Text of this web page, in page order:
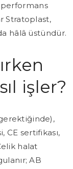
performans
Stratoplast,
hâlâ üstündür.
işler?
sertifikası,
halat
AB